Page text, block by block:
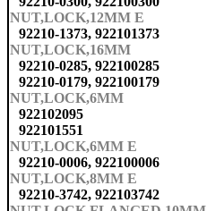
NUT,LOCK,12MM E
92210-1373, 922101373
NUT,LOCK,16MM
92210-0285, 922100285
92210-0179, 922100179
NUT,LOCK,6MM
922102095
922101551
NUT,LOCK,6MM E
92210-0006, 922100006
NUT,LOCK,8MM E
92210-3742, 922103742